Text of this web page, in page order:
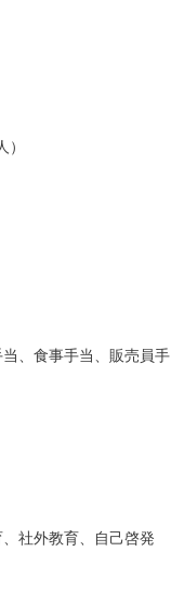
、食事手当、販売員手
社外教育、自己啓発